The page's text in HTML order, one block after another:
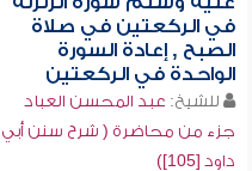
في الركعتين في صلاة
الصبح , إعادة السورة
الواحدة في الركعتين
للشيخ: عبد المحسن العباد
جزء من محاضرة ( شرح سنن أبي
داود [105])